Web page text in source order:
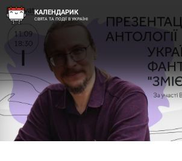
КАЛЕНДАРИК
СВЯТА ТА ПОДІЇ В УКРАЇНІ